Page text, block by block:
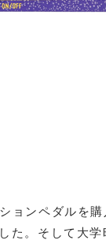
ョンペダルを
た。そして大